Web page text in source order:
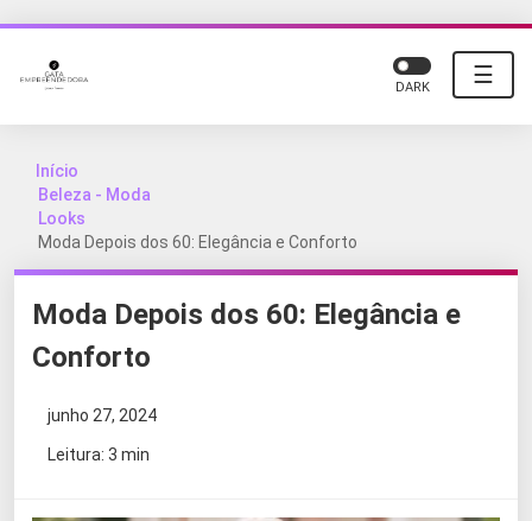
☰
DARK
Início
Beleza - Moda
Looks
Moda Depois dos 60: Elegância e Conforto
Moda Depois dos 60: Elegância e
Conforto
junho 27, 2024
Leitura: 3 min